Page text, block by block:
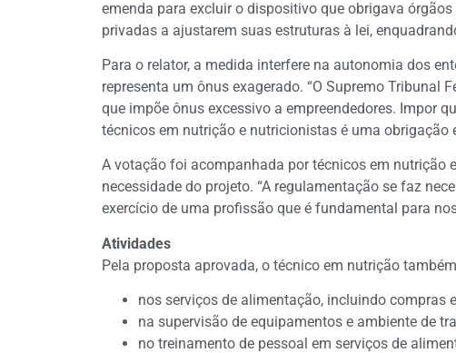
emenda para excluir o dispositivo que obrigava
privadas a ajustarem suas estruturas à lei,
Para o relator, a medida interfere na autonomia dos
representa um ônus exagerado. “O Supremo
que impõe ônus excessivo a empreendedores. Impor
técnicos em nutrição e nutricionistas é uma obrigação
A votação foi acompanhada por técnicos em nutrição
necessidade do projeto. “A regulamentação se faz
exercício de uma profissão que é fundamental para
Atividades
Pela proposta aprovada, o técnico em nutrição
nos serviços de alimentação, incluindo compras
na supervisão de equipamentos e ambiente de
no treinamento de pessoal em serviços de